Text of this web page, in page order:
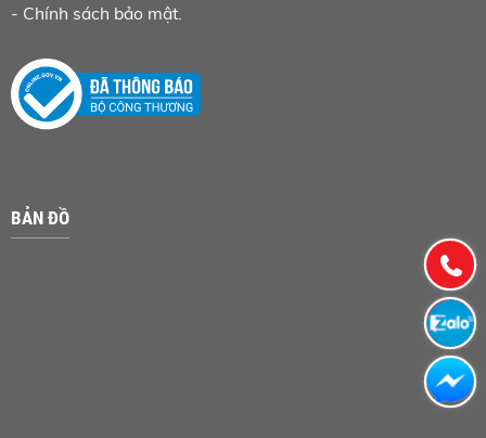
- Chính sách bảo mật.
BẢN ĐỒ